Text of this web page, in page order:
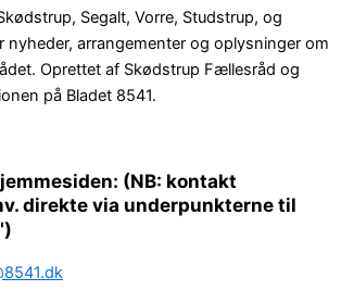
Segalt, Vorre, Studstrup, og
nyheder, arrangementer og oplysninger om
Oprettet af Skødstrup Fællesråd og
på Bladet 8541.
(NB: kontakt
direkte via underpunkterne til